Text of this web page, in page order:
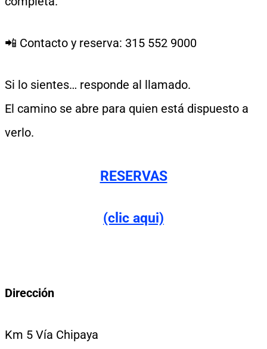
📲 Contacto y reserva: 315 552 9000
Si lo sientes… responde al llamado.
El camino se abre para quien está dispuesto a
verlo.
RESERVAS
(clic aqui)
Dirección
Km 5 Vía Chipaya